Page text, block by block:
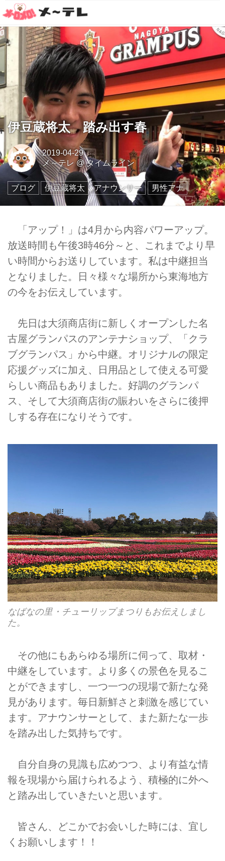
伊豆蔵将太 踏み出す春
2019-04-29
メ～テレ@タイムライン
ブログ 伊豆蔵将太 アナウンサー 男性アナ
「アップ！」は4月から内容パワーアップ。
放送時間も午後3時46分～と、これまでより早
い時間からお送りしています。私は中継担当
となりました。日々様々な場所から東海地方
の今をお伝えしています。
先日は大須商店街に新しくオープンした名
古屋グランパスのアンテナショップ、「クラ
ブグランパス」から中継。オリジナルの限定
応援グッズに加え、日用品として使える可愛
らしい商品もありました。好調のグランパ
ス、そして大須商店街の賑わいをさらに後押
しする存在になりそうです。
なばなの里・チューリップまつりもお伝えしまし
た。
その他にもあらゆる場所に伺って、取材・
中継をしています。より多くの景色を見るこ
とができますし、一つ一つの現場で新たな発
見があります。毎日新鮮さと刺激を感じてい
ます。アナウンサーとして、また新たな一歩
を踏み出した気持ちです。
自分自身の見識も広めつつ、より有益な情
報を現場から届けられるよう、積極的に外へ
と踏み出していきたいと思います。
皆さん、どこかでお会いした時には、宜し
くお願いします！！